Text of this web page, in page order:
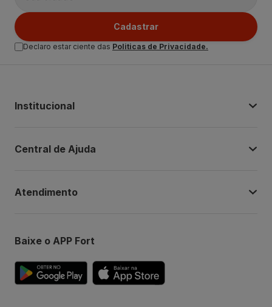
Cadastrar
Declaro estar ciente das Politicas de Privacidade.
Institucional
Central de Ajuda
Atendimento
Baixe o APP Fort